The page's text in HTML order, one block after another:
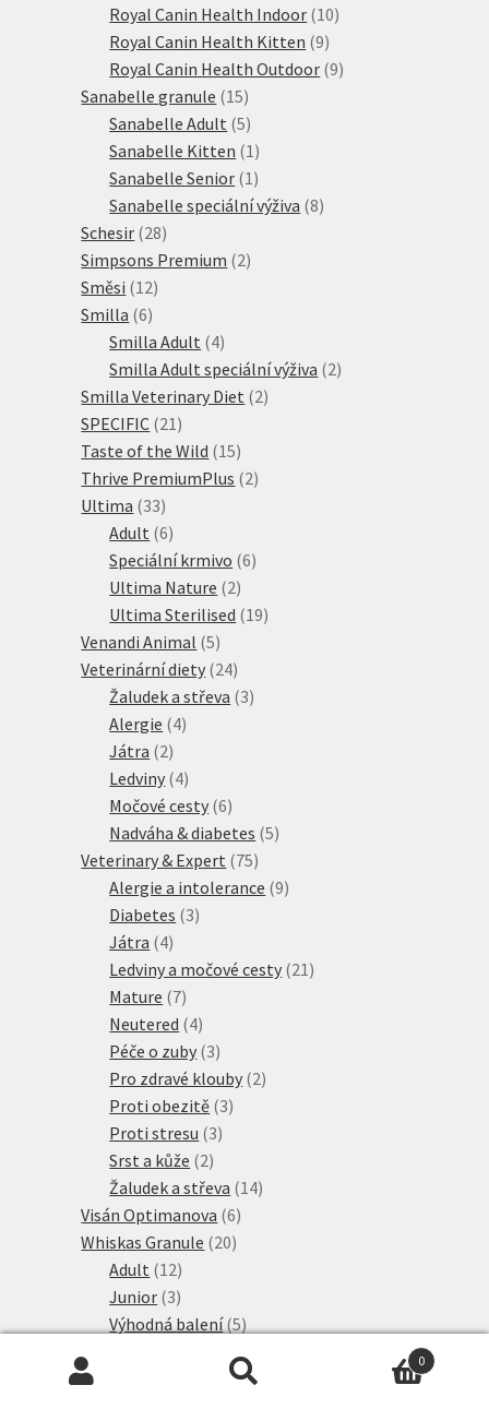
produktů
Royal Canin Health Indoor 1010
Royal Canin Health Kitten 99
produktů
Royal Canin Health Outdoor 99
Sanabelle granule 1515
produktů
Sanabelle Adult 55
produktů
Sanabelle Kitten 1 1
produkt
Sanabelle Senior 1 1
produkt
Sanabelle speciální výživa 88
Schesir 2828
produktů
Simpsons Premium 22
Směsi 1212
Smilla 66
produktů
Smilla Adult 44
produkty
Smilla Adult speciální výživa 22
Smilla Veterinary Diet 22
SPECIFIC 21 21
produktů
Taste of the Wild 1515
produktů
Thrive PremiumPlus 22
Ultima 3333
produktů
Adult 66
produktů
Speciální krmivo 66
Ultima Nature 22
produkty
Ultima Sterilised 1919
Venandi Animal 55
produktů
Veterinární diety 2424
produktů
Žaludek a střeva 33
Alergie 44
Játra 22
produkty
Ledviny 44
produkty
Močové cesty 66
produktů
Nadváha & diabetes 55
Veterinary & Expert 7575
produktů
Alergie a intolerance 99
Diabetes 33
Játra 44
produkty
Ledviny a močové cesty 21 21
Mature 77
produktů
Neutered 44
produkty
Péče o zuby 33
produkty
Pro zdravé klouby 22
Proti obezitě 33
Proti stresu 33
Srst a kůže 22
produkty
Žaludek a střeva 1414
Visán Optimanova 66
produktů
Whiskas Granule 2020
Adult 1212
produktů
Junior 33
produkty
Výhodná balení 55
produktů
Wild Freedom Granule 26
0